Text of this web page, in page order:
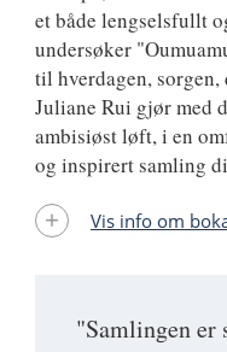
"Samlingen er
et både lengselsfullt
undersøker
til hverdagen,
Juliane Rui gjør med
ambisiøst løft, i en
og inspirert samling
Vis info om